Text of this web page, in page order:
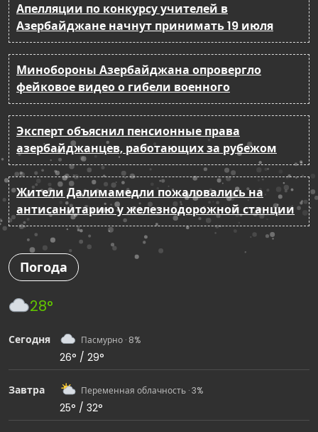
Апелляции по конкурсу учителей в
Азербайджане начнут принимать 19 июля
Минобороны Азербайджана опровергло
фейковое видео о гибели военного
Эксперт объяснил пенсионные права
азербайджанцев, работающих за рубежом
Жители Далимамедли пожаловались на
антисанитарию у железнодорожной станции
Погода
28°
Сегодня Пасмурно · 8%
26° / 29°
Завтра Переменная облачность · 3%
25° / 32°